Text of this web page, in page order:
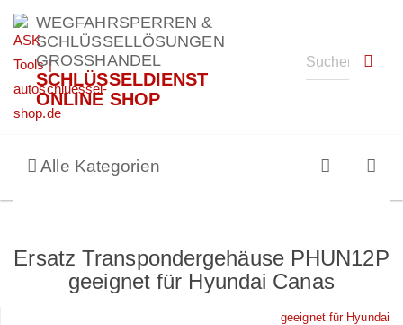
WEGFAHRSPERREN &
SCHLÜSSELLÖSUNGEN
GROSSHANDEL
SCHLÜSSELDIENST
ONLINE SHOP
Alle Kategorien
Ersatz Transpondergehäuse PHUN12P
geeignet für Hyundai Canas
geeignet für Hyundai